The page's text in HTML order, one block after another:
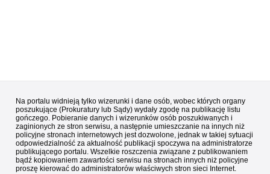
Na portalu widnieją tylko wizerunki i dane osób, wobec których organy
poszukujące (Prokuratury lub Sądy) wydały zgodę na publikację listu
gończego. Pobieranie danych i wizerunków osób poszukiwanych i
zaginionych ze stron serwisu, a następnie umieszczanie na innych niż
policyjne stronach internetowych jest dozwolone, jednak w takiej sytuacji
odpowiedzialność za aktualność publikacji spoczywa na administratorze
publikującego portalu. Wszelkie roszczenia związane z publikowaniem
bądź kopiowaniem zawartości serwisu na stronach innych niż policyjne
proszę kierować do administratorów właściwych stron sieci Internet.